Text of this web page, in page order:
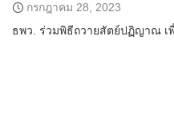
กรกฎาคม 28, 2023
ธพว. ร่วมพิธีถวายสัตย์ปฏิญาณ